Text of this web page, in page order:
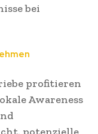
bei
profitieren
Awareness